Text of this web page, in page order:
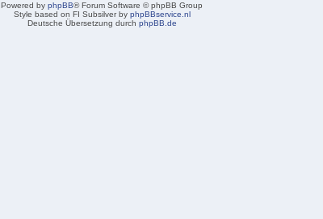
Powered by phpBB® Forum Software © phpBB Group
Style based on FI Subsilver by phpBBservice.nl
Deutsche Übersetzung durch phpBB.de